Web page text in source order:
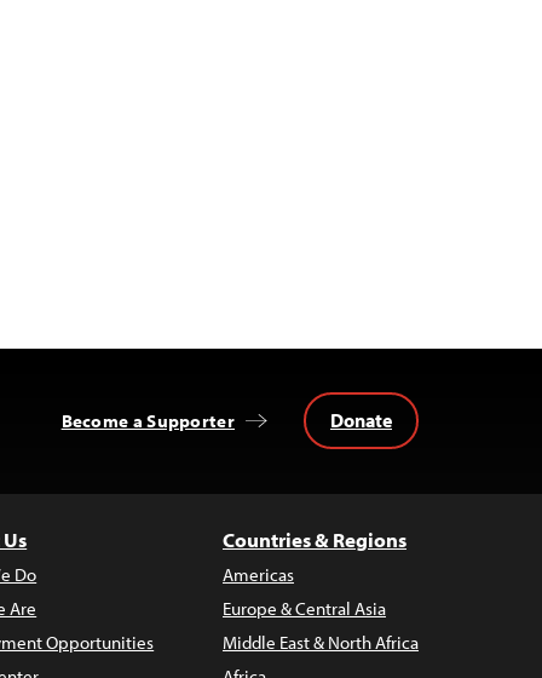
Become a Supporter Donate
Do
Are
Opportunities
Countries & Regions
Americas
Europe & Central Asia
Middle East & North Africa